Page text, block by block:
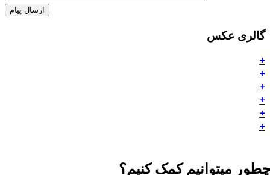
ارسال پیام
گالری عکس
+
+
+
+
+
+
میتوانیم کمک کنیم؟